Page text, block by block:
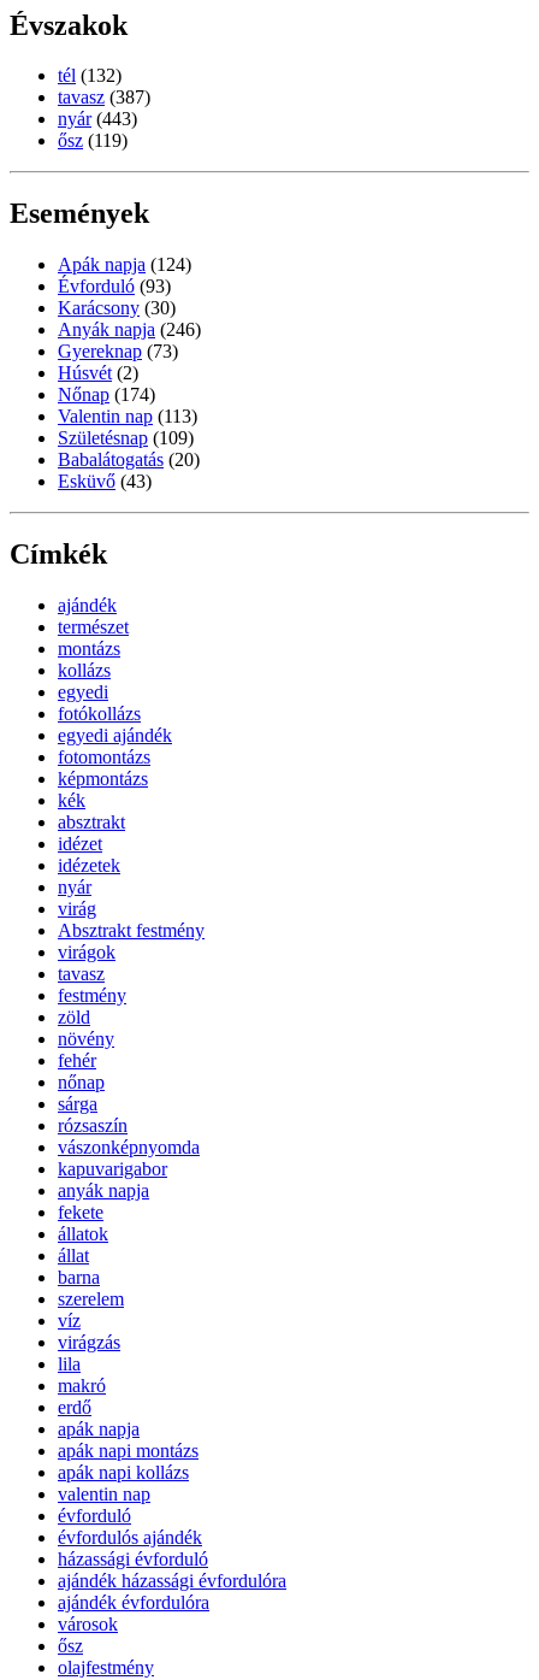
Évszakok
tél (132)
tavasz (387)
nyár (443)
ősz (119)
Események
Apák napja (124)
Évforduló (93)
Karácsony (30)
Anyák napja (246)
Gyereknap (73)
Húsvét (2)
Nőnap (174)
Valentin nap (113)
Születésnap (109)
Babalátogatás (20)
Esküvő (43)
Címkék
ajándék
természet
montázs
kollázs
egyedi
fotókollázs
egyedi ajándék
fotomontázs
képmontázs
kék
absztrakt
idézet
idézetek
nyár
virág
Absztrakt festmény
virágok
tavasz
festmény
zöld
növény
fehér
nőnap
sárga
rózsaszín
vászonképnyomda
kapuvarigabor
anyák napja
fekete
állatok
állat
barna
szerelem
víz
virágzás
lila
makró
erdő
apák napja
apák napi montázs
apák napi kollázs
valentin nap
évforduló
évfordulós ajándék
házassági évforduló
ajándék házassági évfordulóra
ajándék évfordulóra
városok
ősz
olajfestmény